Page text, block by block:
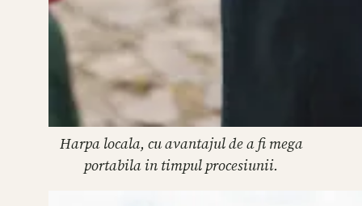
Harpa locala, cu avantajul de a fi mega
portabila in timpul procesiunii.